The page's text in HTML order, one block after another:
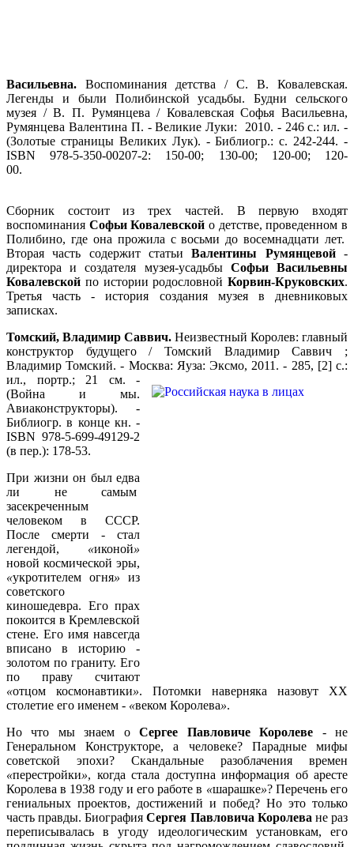
Васильевна. Воспоминания детства / С. В. Ковалевская.
Легенды и были Полибинской усадьбы. Будни сельского
музея / В. П. Румянцева / Ковалевская Софья Васильевна,
Румянцева Валентина П. - Великие Луки: 2010. - 246 с.: ил. -
(Золотые страницы Великих Лук). - Библиогр.: с. 242-244. -
ISBN 978-5-350-00207-2: 150-00; 130-00; 120-00; 120-
00.
Сборник состоит из трех частей. В первую входят
воспоминания Софьи Ковалевской о детстве, проведенном в
Полибино, где она прожила с восьми до восемнадцати лет.
Вторая часть содержит статьиВалентины Румянцевой-
директора и создателя музея-усадьбы Софьи Васильевны
Ковалевской по истории родословной Корвин-Круковских.
Третья часть - история создания музея в дневниковых
записках.
Томский, Владимир Саввич. Неизвестный Королев: главный
конструктор будущего / Томский Владимир Саввич ;
Владимир Томский. - Москва: Яуза: Эксмо, 2011. - 285, [2] с.:
ил., портр.; 21 см. -
(Война и мы.
Авиаконструкторы). -
Библиогр. в конце кн. -
ISBN 978-5-699-49129-2
(в пер.): 178-53.
При жизни он был едва
ли не самым
засекреченным
человеком в СССР.
После смерти - стал
легендой, «иконой»
новой космической эры,
«укротителем огня» из
советского
киношедевра. Его прах
покоится в Кремлевской
стене. Его имя навсегда
вписано в историю -
золотом по граниту. Его
по праву считают
«отцом космонавтики». Потомки наверняка назовут XX
столетие его именем - «веком Королева».
Но что мы знаем оСергее Павловиче Королеве - не
Генеральном Конструкторе, а человеке? Парадные мифы
советской эпохи? Скандальные разоблачения времен
«перестройки», когда стала доступна информация об аресте
Королева в 1938 году и его работе в «шарашке»? Перечень его
гениальных проектов, достижений и побед? Но это только
часть правды. БиографияСергея Павловича Королева не раз
переписывалась в угоду идеологическим установкам, его